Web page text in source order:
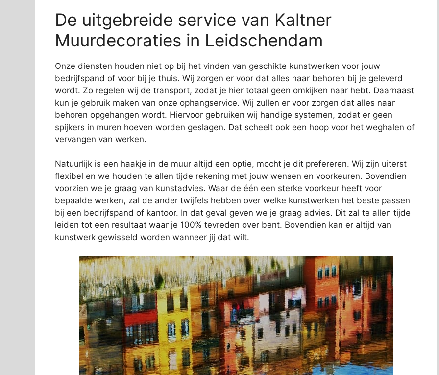
De uitgebreide service van Kaltner
Muurdecoraties in Leidschendam
Onze diensten houden niet op bij het vinden van geschikte kunstwerken voor jouw
bedrijfspand of voor bij je thuis. Wij zorgen er voor dat alles naar behoren bij je geleverd
wordt. Zo regelen wij de transport, zodat je hier totaal geen omkijken naar hebt. Daarnaast
kun je gebruik maken van onze ophangservice. Wij zullen er voor zorgen dat alles naar
behoren opgehangen wordt. Hiervoor gebruiken wij handige systemen, zodat er geen
spijkers in muren hoeven worden geslagen. Dat scheelt ook een hoop voor het weghalen of
vervangen van werken.
Natuurlijk is een haakje in de muur altijd een optie, mocht je dit prefereren. Wij zijn uiterst
flexibel en we houden te allen tijde rekening met jouw wensen en voorkeuren. Bovendien
voorzien we je graag van kunstadvies. Waar de één een sterke voorkeur heeft voor
bepaalde werken, zal de ander twijfels hebben over welke kunstwerken het beste passen
bij een bedrijfspand of kantoor. In dat geval geven we je graag advies. Dit zal te allen tijde
leiden tot een resultaat waar je 100% tevreden over bent. Bovendien kan er altijd van
kunstwerk gewisseld worden wanneer jij dat wilt.